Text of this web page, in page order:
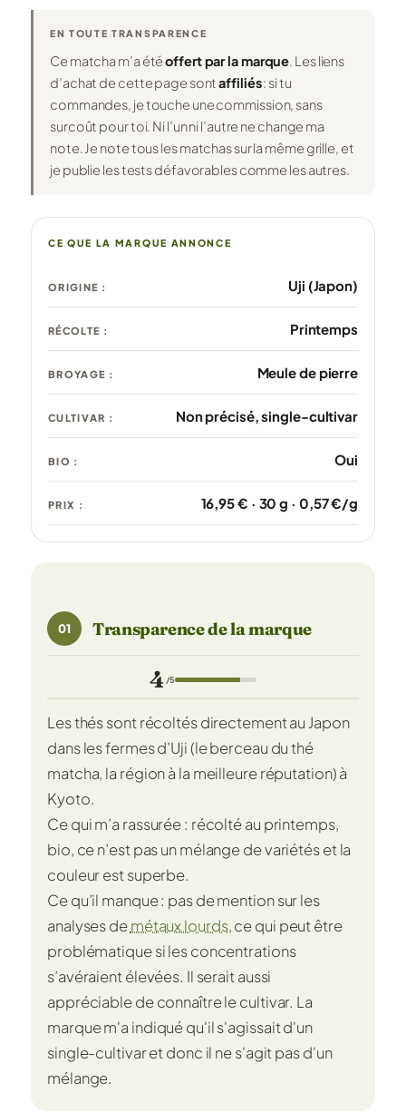
EN TOUTE TRANSPARENCE
Ce matcha m’a étéoffert par la marque. Les liens
d’achat de cette page sontaffiliés: si tu
commandes, je touche une commission, sans
surcoût pour toi. Ni l’un ni l’autre ne change ma
note. Je note tous les matchas sur la même grille, et
je publie les tests défavorables comme les autres.
CE QUE LA MARQUE ANNONCE
ORIGINE : Uji (Japon)
RÉCOLTE : Printemps
BROYAGE : Meule de pierre
CULTIVAR : Non précisé, single-cultivar
BIO : Oui
PRIX : 16,95 € · 30 g · 0,57 €/g
01 Transparence de la marque
4 /5
Les thés sont récoltés directement au Japon
dans les fermes d’Uji (le berceau du thé
matcha, la région à la meilleure réputation) à
Kyoto.
Ce qui m’a rassurée : récolté au printemps,
bio, ce n’est pas un mélange de variétés et la
couleur est superbe.
Ce qu’il manque : pas de mention sur les
analyses demétaux lourds, ce qui peut être
problématique si les concentrations
s’avéraient élevées. Il serait aussi
appréciable de connaître le cultivar. La
marque m'a indiqué qu'il s'agissait d'un
single-cultivar et donc il ne s'agit pas d'un
mélange.